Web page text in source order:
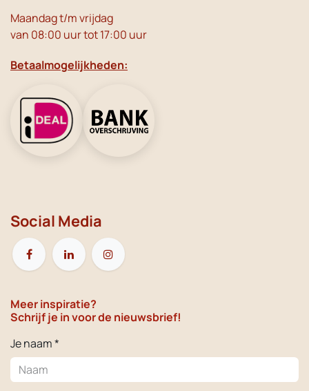
Maandag t/m vrijdag
van 08:00 uur tot 17:00 uur
Betaalmogelijkheden:
Social Media
Meer inspiratie?
Schrijf je in voor de nieuwsbrief!
Je naam *